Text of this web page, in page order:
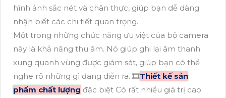
hình ảnh sắc nét và chân thực, giúp bạn dễ dàng
nhận biết các chi tiết quan trọng.
Một trong những chức năng ưu việt của bộ camera
này là khả năng thu âm. Nó giúp ghi lại âm thanh
xung quanh vùng được giám sát, giúp bạn có thể
nghe rõ những gì đang diễn ra. 🎞Thiết kế sản
phẩm chất lượng đặc biệt Có rất nhiều giá trị cao